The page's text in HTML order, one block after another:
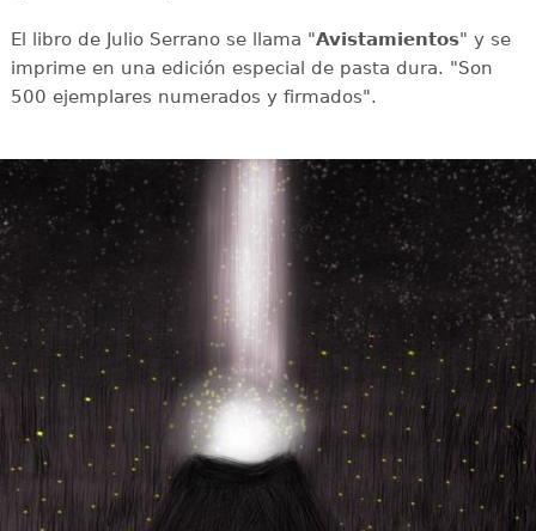
El libro de Julio Serrano se llama "Avistamientos" y se
imprime en una edición especial de pasta dura. "Son
500 ejemplares numerados y firmados".